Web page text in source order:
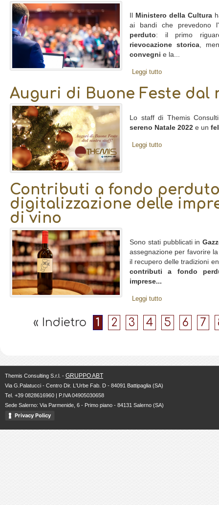
Ministero della Cultura
ai bandi che prevedono
perduto: il primo
rievocazione storica,
convegni e la...
Leggi tutto
Auguri di Buone Feste dal
Lo staff di Themis
sereno Natale 2022 e un
Leggi tutto
Contributi a fondo
digitalizzazione delle
di vino
Sono stati pubblicati in
assegnazione per favorire
il recupero delle tradizioni
contributi a fondo
imprese...
Leggi tutto
« Indietro 1 2 3 4 5 6 7
Themis Consulting S.r.l. - GRUPPO ABT
Via G.Palatucci - Centro Dir. L'Urbe Fab. D - 84091 Battipaglia (SA)
Tel. +39 0828616960 | P.IVA 04905030658
Sede Salerno: Via Parmenide, 6 - Primo piano - 84131 Salerno (SA)
Privacy Policy